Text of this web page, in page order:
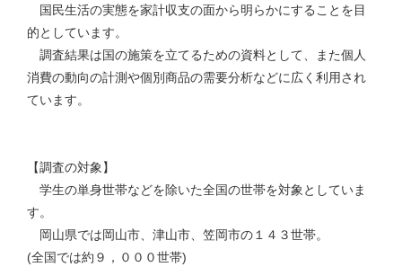
国民生活の実態を家計収支の面から明らかにすることを目
的としています。
調査結果は国の施策を立てるための資料として、また個人
消費の動向の計測や個別商品の需要分析などに広く利用され
ています。
【調査の対象】
学生の単身世帯などを除いた全国の世帯を対象としていま
す。
岡山県では岡山市、津山市、笠岡市の１４３世帯。
(全国では約９，０００世帯)